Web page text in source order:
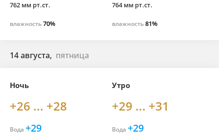
762 мм рт.ст.
влажность70%
764 мм рт.ст.
влажность81%
14 августа, пятница
Ночь
+26 ... +28
Вода +29
Утро
+29 ... +31
Вода +29